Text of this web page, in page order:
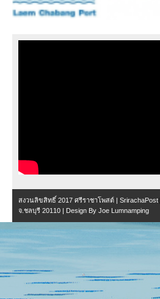
สงวนลิขสิทธิ์ 2017 ศรีราชาโพสต์ | SrirachaPost
จ.ชลบุรี 20110 | Design By Joe Lumnamping